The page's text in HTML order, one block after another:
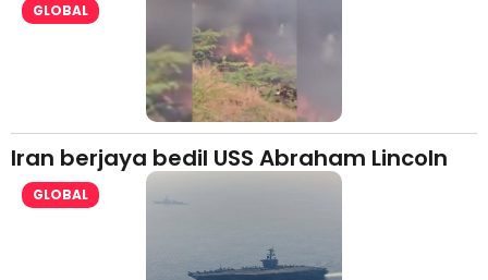
GLOBAL
Iran berjaya bedil USS Abraham Lincoln
GLOBAL